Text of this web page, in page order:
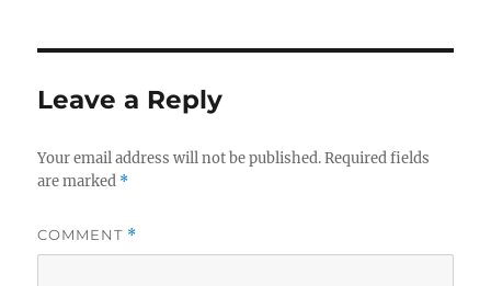
Leave a Reply
Your email address will not be published. Required fields
are marked *
COMMENT *